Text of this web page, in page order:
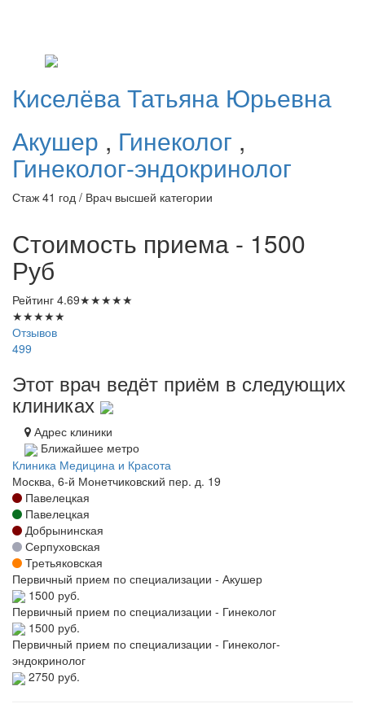
КиселёваТатьяна Юрьевна
Акушер , Гинеколог ,
Гинеколог-эндокринолог
Стаж 41 год / Врач высшей категории
Стоимость приема - 1500
Руб
Рейтинг 4.69★★★★★
★★★★★
Отзывов
499
Этот врач ведёт приём в следующих
клиниках
Адрес клиники
Ближайшее метро
Клиника Медицина и Красота
Москва, 6-й Монетчиковский пер. д. 19
Павелецкая
Павелецкая
Добрынинская
Серпуховская
Третьяковская
Первичный прием по специализации - Акушер
1500 руб.
Первичный прием по специализации - Гинеколог
1500 руб.
Первичный прием по специализации - Гинеколог-
эндокринолог
2750 руб.